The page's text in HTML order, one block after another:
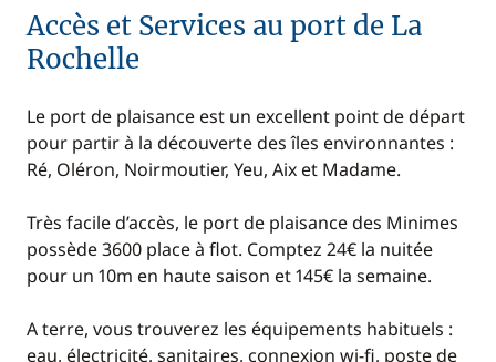
Accès et Services au port de La
Rochelle
Le port de plaisance est un excellent point de départ
pour partir à la découverte des îles environnantes :
Ré, Oléron, Noirmoutier, Yeu, Aix et Madame.
Très facile d’accès, le port de plaisance des Minimes
possède 3600 place à flot. Comptez 24€ la nuitée
pour un 10m en haute saison et 145€ la semaine.
A terre, vous trouverez les équipements habituels :
eau, électricité, sanitaires, connexion wi-fi, poste de